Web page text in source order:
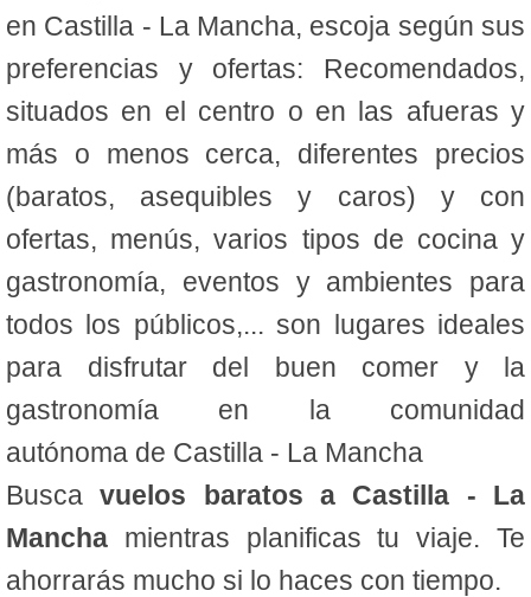
en Castilla - La Mancha, escoja según sus
preferencias y ofertas: Recomendados,
situados en el centro o en las afueras y
más o menos cerca, diferentes precios
(baratos, asequibles y caros) y con
ofertas, menús, varios tipos de cocina y
gastronomía, eventos y ambientes para
todos los públicos,... son lugares ideales
para disfrutar del buen comer y la
gastronomía en la comunidad
autónoma de Castilla - La Mancha
Buscavuelos baratos a Castilla - La
Mancha mientras planificas tu viaje. Te
ahorrarás mucho si lo haces con tiempo.